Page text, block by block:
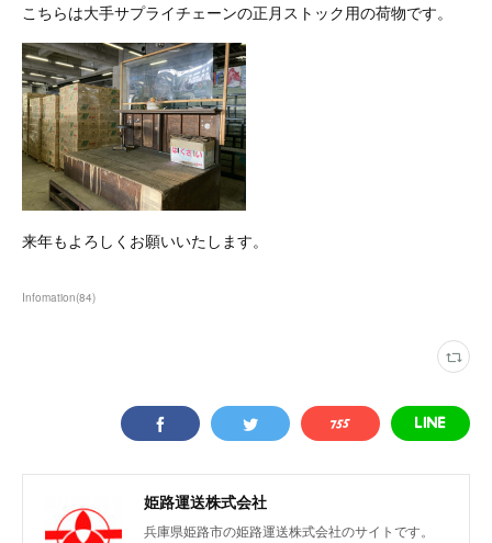
こちらは大手サプライチェーンの正月ストック用の荷物です。
来年もよろしくお願いいたします。
Infomation(84)
姫路運送株式会社
兵庫県姫路市の姫路運送株式会社のサイトです。